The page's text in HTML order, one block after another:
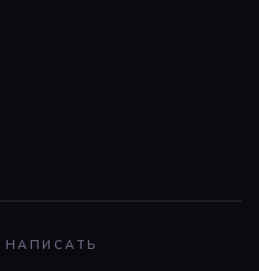
НАПИСАТЬ